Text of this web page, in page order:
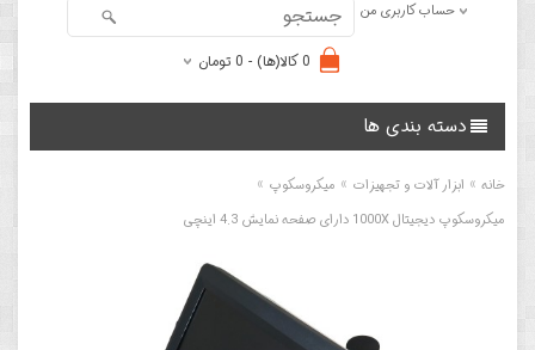
حساب کاربری من
0 کالا(ها) - 0 تومان
دسته بندی ها
خانه » ابزار آلات و تجهیزات » میکروسکوپ »
میکروسکوپ دیجیتال 1000X دارای صفحه نمایش 4.3 اینچی